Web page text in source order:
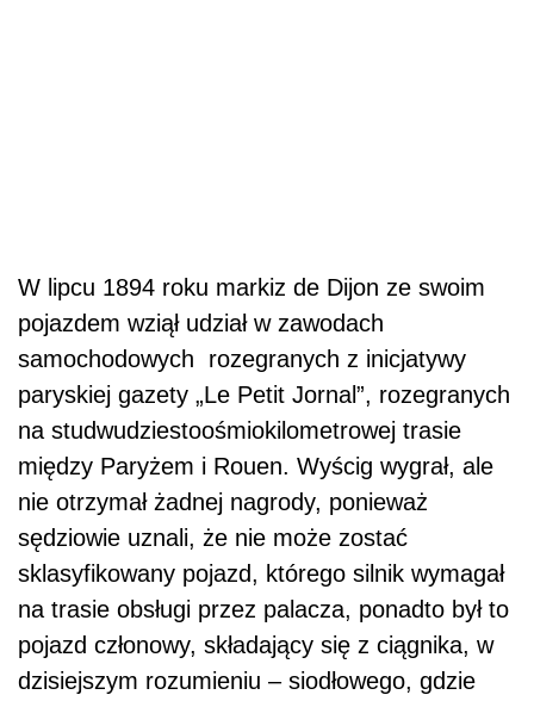
W lipcu 1894 roku markiz de Dijon ze swoim
pojazdem wziął udział w zawodach
samochodowych rozegranych z inicjatywy
paryskiej gazety „Le Petit Jornal”, rozegranych
na studwudziestoośmiokilometrowej trasie
między Paryżem i Rouen. Wyścig wygrał, ale
nie otrzymał żadnej nagrody, ponieważ
sędziowie uznali, że nie może zostać
sklasyfikowany pojazd, którego silnik wymagał
na trasie obsługi przez palacza, ponadto był to
pojazd członowy, składający się z ciągnika, w
dzisiejszym rozumieniu – siodłowego, gdzie